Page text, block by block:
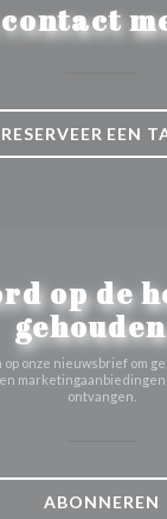
RESERVEER EEN
op de
op onze nieuwsbrief om
marketingaanbiedingen
ontvangen.
ABONNEREN